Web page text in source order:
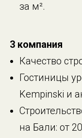
за м².
3 компания
Качество
Гостиницы
Kempinski и
на Бали: от